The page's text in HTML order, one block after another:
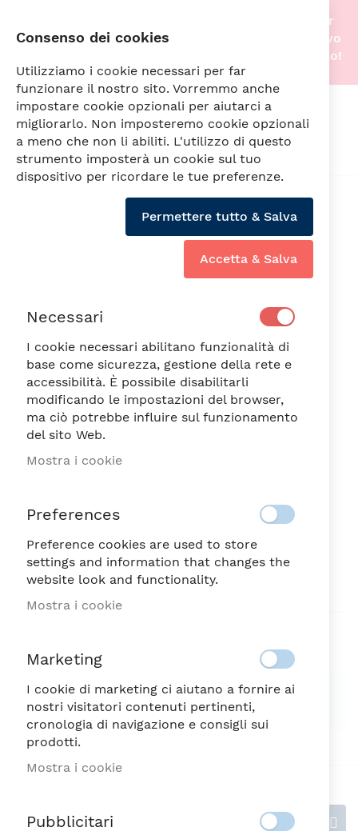
Stiamo traslocando nella nostra nuova sede! Per
questo motivo gli acquisti online saranno di nuovo
attivi non appena tutto sarà pronto. A prestissimo!
MUSA TAZZA CAFFE' CP.
9,55
NON DISPONIBILE SKU 57964
Sii il primo a recensire questo prodotto
SPEDIZIONE SEMPRE GRATUITA
Possibilità di reso entro 7 giorni
Vai
all'inizio
immagini
Recensioni
Consenso dei cookies
Utilizziamo i cookie necessari per far
funzionare il nostro sito. Vorremmo anche
impostare cookie opzionali per aiutarci a
migliorarlo. Non imposteremo cookie opzionali
a meno che non li abiliti. L'utilizzo di questo
strumento imposterà un cookie sul tuo
dispositivo per ricordare le tue preferenze.
Permettere tutto & Salva
Accetta & Salva
Necessari
I cookie necessari abilitano funzionalità di
base come sicurezza, gestione della rete e
accessibilità. È possibile disabilitarli
modificando le impostazioni del browser,
ma ciò potrebbe influire sul funzionamento
del sito Web.
Mostra i cookie
Preferences
Preference cookies are used to store
settings and information that changes the
website look and functionality.
Mostra i cookie
Marketing
I cookie di marketing ci aiutano a fornire ai
nostri visitatori contenuti pertinenti,
cronologia di navigazione e consigli sui
prodotti.
Mostra i cookie
Pubblicitari